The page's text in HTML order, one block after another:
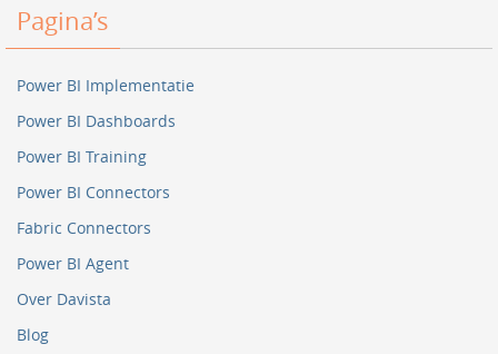
Pagina’s
Power BI Implementatie
Power BI Dashboards
Power BI Training
Power BI Connectors
Fabric Connectors
Power BI Agent
Over Davista
Blog